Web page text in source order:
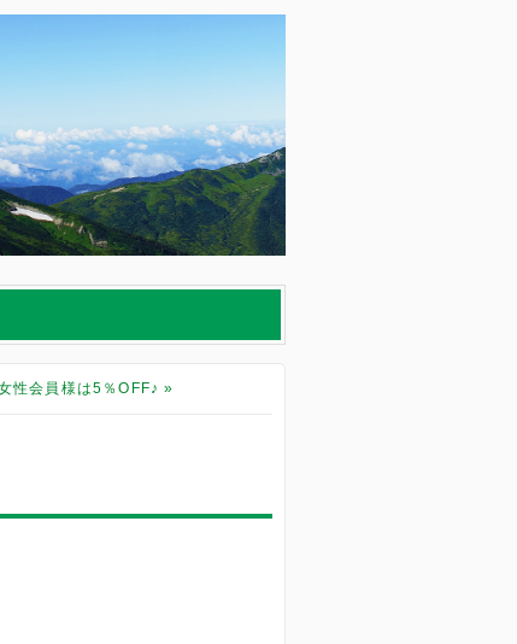
性会員様は5％OFF♪ »